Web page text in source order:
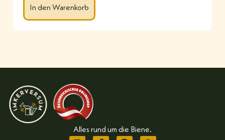
In den Warenkorb
Alles rund um die Biene.